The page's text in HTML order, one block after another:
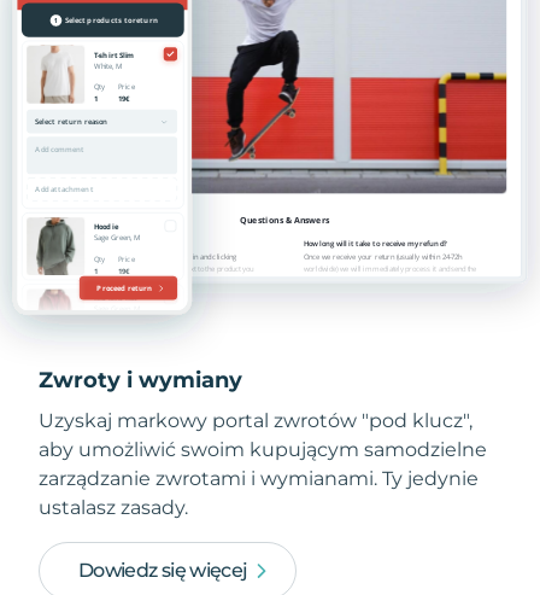
Zwroty i wymiany
Uzyskaj markowy portal zwrotów "pod klucz",
aby umożliwić swoim kupującym samodzielne
zarządzanie zwrotami i wymianami. Ty jedynie
ustalasz zasady.
Dowiedz się więcej